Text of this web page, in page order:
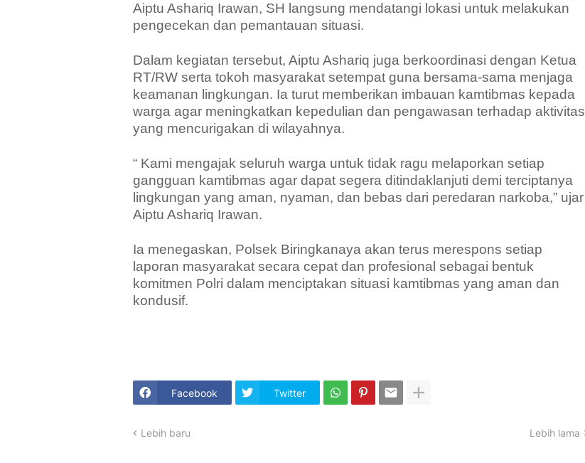
Aiptu Ashariq Irawan, SH langsung mendatangi lokasi untuk melakukan
pengecekan dan pemantauan situasi.
Dalam kegiatan tersebut, Aiptu Ashariq juga berkoordinasi dengan Ketua
RT/RW serta tokoh masyarakat setempat guna bersama-sama menjaga
keamanan lingkungan. Ia turut memberikan imbauan kamtibmas kepada
warga agar meningkatkan kepedulian dan pengawasan terhadap aktivitas
yang mencurigakan di wilayahnya.
“ Kami mengajak seluruh warga untuk tidak ragu melaporkan setiap
gangguan kamtibmas agar dapat segera ditindaklanjuti demi terciptanya
lingkungan yang aman, nyaman, dan bebas dari peredaran narkoba,” ujar
Aiptu Ashariq Irawan.
Ia menegaskan, Polsek Biringkanaya akan terus merespons setiap
laporan masyarakat secara cepat dan profesional sebagai bentuk
komitmen Polri dalam menciptakan situasi kamtibmas yang aman dan
kondusif.
Facebook Twitter
Lebih baru Lebih lama